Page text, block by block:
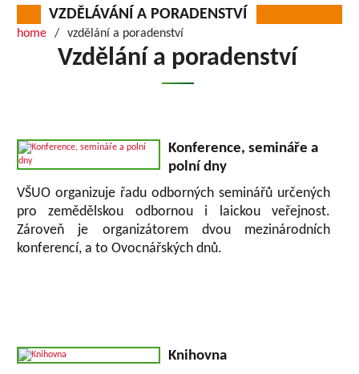
VZDĚLÁVÁNÍ A PORADENSTVÍ
home vzdělání a poradenství
Vzdělání a poradenství
Konference, semináře a
polní dny
VŠUO organizuje řadu odborných seminářů určených
pro zemědělskou odbornou i laickou veřejnost.
Zároveň je organizátorem dvou mezinárodních
konferencí, a to Ovocnářských dnů.
Knihovna